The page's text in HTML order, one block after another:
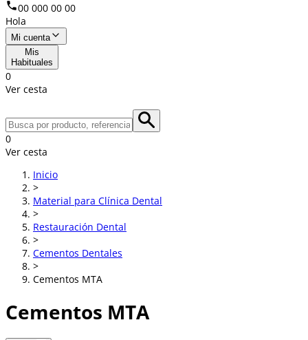
00 000 00 00
Hola
Mi cuenta
Mis
Habituales
0
Ver cesta
0
Ver cesta
Inicio
>
Material para Clínica Dental
>
Restauración Dental
>
Cementos Dentales
>
Cementos MTA
Cementos MTA